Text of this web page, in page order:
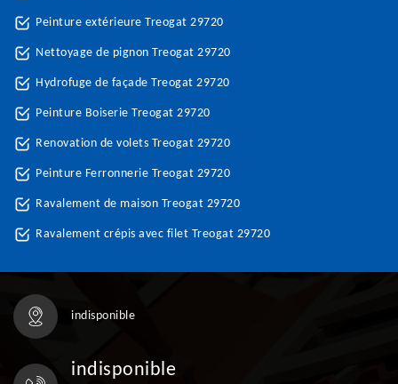
Peinture extérieure Treogat 29720
Nettoyage de pignon Treogat 29720
Hydrofuge de façade Treogat 29720
Peinture Boiserie Treogat 29720
Renovation de volets Treogat 29720
Peinture Ferronnerie Treogat 29720
Ravalement de maison Treogat 29720
Ravalement crépis avec filet Treogat 29720
indisponible
indisponible